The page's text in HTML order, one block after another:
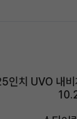
인치 UVO 내비